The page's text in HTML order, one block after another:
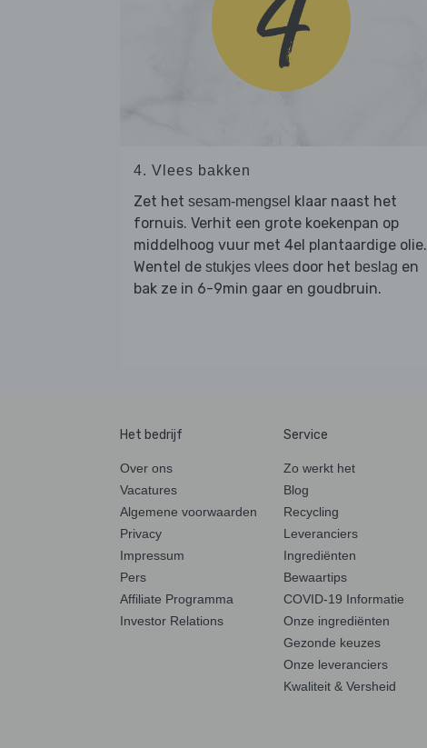
4. Vlees bakken
Zet het sesam-mengsel klaar naast het
fornuis. Verhit een grote koekenpan op
middelhoog vuur met 4el plantaardige olie.
Wentel de stukjes vlees door het beslag en
bak ze in 6-9min gaar en goudbruin.
Het bedrijf
Over ons
Vacatures
Algemene voorwaarden
Privacy
Impressum
Pers
Affiliate Programma
Investor Relations
Service
Zo werkt het
Blog
Recycling
Leveranciers
Ingrediënten
Bewaartips
COVID-19 Informatie
Onze ingrediënten
Gezonde keuzes
Onze leveranciers
Kwaliteit & Versheid